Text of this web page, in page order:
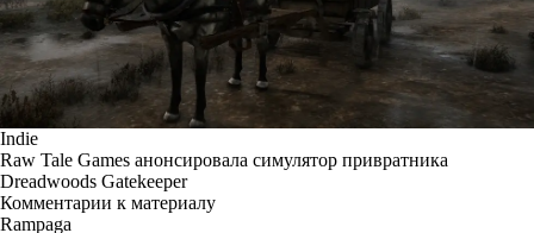
Indie
Raw Tale Games анонсировала симулятор привратника
Dreadwoods Gatekeeper
Комментарии к материалу
Rampaga